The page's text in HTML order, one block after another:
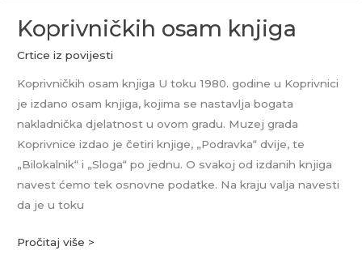
Koprivničkih osam knjiga
Crtice iz povijesti
Koprivničkih osam knjiga U toku 1980. godine u Koprivnici
je izdano osam knjiga, kojima se nastavlja bogata
nakladnička djelatnost u ovom gradu. Muzej grada
Koprivnice izdao je četiri knjige, „Podravka“ dvije, te
„Bilokalnik“ i „Sloga“ po jednu. O svakoj od izdanih knjiga
navest ćemo tek osnovne podatke. Na kraju valja navesti
da je u toku
Koprivničkih
Pročitaj više >